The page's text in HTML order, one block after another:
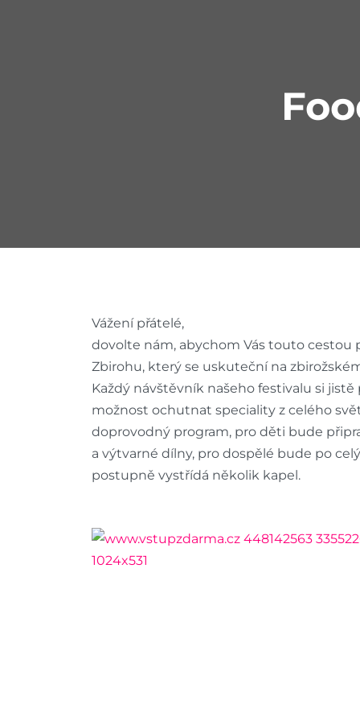
Vážení přátelé,
dovolte nám, abychom Vás touto cestou
Zbirohu, který se uskuteční na
Každý návštěvník našeho festivalu si
možnost ochutnat speciality z celého
doprovodný program, pro děti bude
a výtvarné dílny, pro dospělé bude po
postupně vystřídá několik kapel.